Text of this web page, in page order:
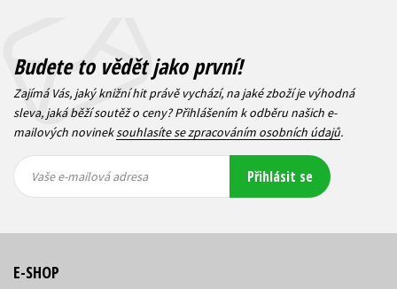
Budete to vědět jako první!
Zajímá Vás, jaký knižní hit právě vychází, na jaké zboží je výhodná
sleva, jaká běží soutěž o ceny? Přihlášením k odběru našich e-
mailových novineksouhlasíte se zpracováním osobních údajů.
mailová
mailová
Vaše e-mailová adresa Přihlásit se
E-SHOP